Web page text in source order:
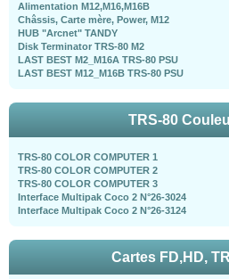
Alimentation M12,M16,M16B
Châssis, Carte mère, Power, M12
HUB "Arcnet" TANDY
Disk Terminator TRS-80 M2
LAST BEST M2_M16A TRS-80 PSU
LAST BEST M12_M16B TRS-80 PSU
TRS-80
TRS-80 COLOR COMPUTER 1
TRS-80 COLOR COMPUTER 2
TRS-80 COLOR COMPUTER 3
Interface Multipak Coco 2 N°26-3024
Interface Multipak Coco 2 N°26-3124
Cartes FD,HD,